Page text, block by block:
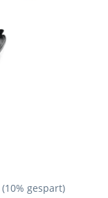
(10% gespart)